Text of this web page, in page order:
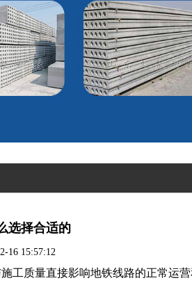
选择合适的
16 15:57:12
工质量直接影响地铁线路的正常运